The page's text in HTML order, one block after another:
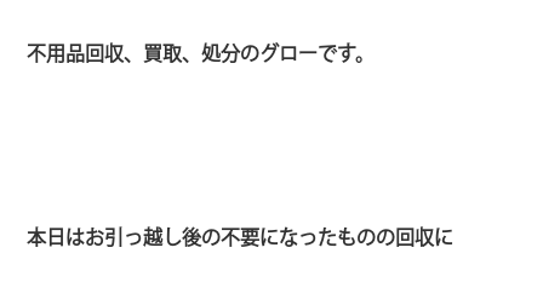
不用品回収、買取、処分のグローです。
本日はお引っ越し後の不要になったものの回収に